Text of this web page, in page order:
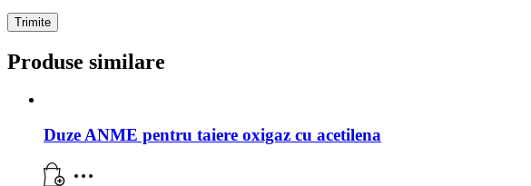
Produse similare
Duze ANME pentru taiere oxigaz cu acetilena